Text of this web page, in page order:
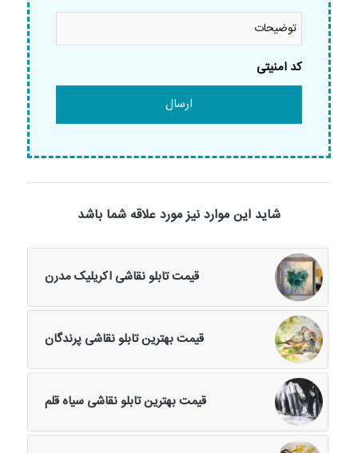
توضیحات
کد امنیتی
شاید این موارد نیز مورد علاقه شما باشد
قیمت تابلو نقاشی اکریلیک مدرن
قیمت بهترین تابلو نقاشی پرندگان
قیمت بهترین تابلو نقاشی سیاه قلم